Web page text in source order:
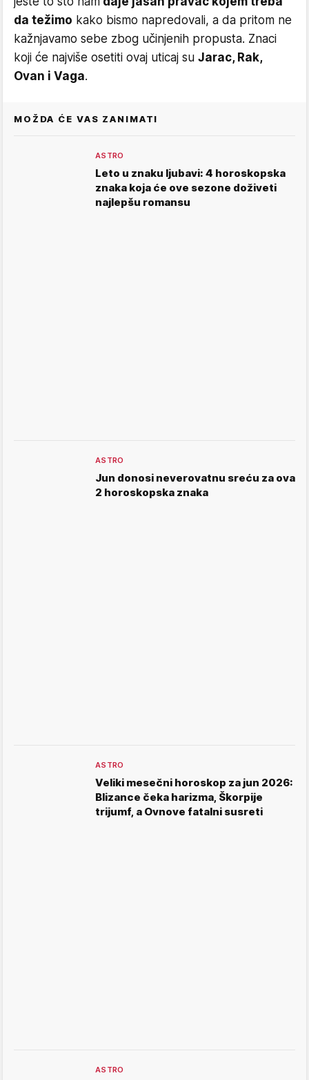
da težimo kako bismo napredovali, a da pritom ne
kažnjavamo sebe zbog učinjenih propusta. Znaci
koji će najviše osetiti ovaj uticaj su Jarac, Rak,
Ovan i Vaga.
MOŽDA ĆE VAS ZANIMATI
ASTRO
Leto u znaku ljubavi: 4 horoskopska
znaka koja će ove sezone doživeti
najlepšu romansu
ASTRO
Jun donosi neverovatnu sreću za ova
2 horoskopska znaka
ASTRO
Veliki mesečni horoskop za jun 2026:
Blizance čeka harizma, Škorpije
trijumf, a Ovnove fatalni susreti
ASTRO